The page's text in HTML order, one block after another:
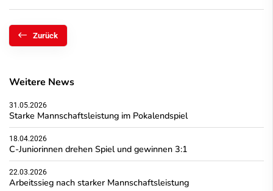
Zurück
Weitere News
31.05.2026
Starke Mannschaftsleistung im Pokalendspiel
18.04.2026
C-Juniorinnen drehen Spiel und gewinnen 3:1
22.03.2026
Arbeitssieg nach starker Mannschaftsleistung